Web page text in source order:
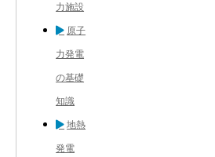
力施設
原子
力発電
の基礎
知識
地熱
発電